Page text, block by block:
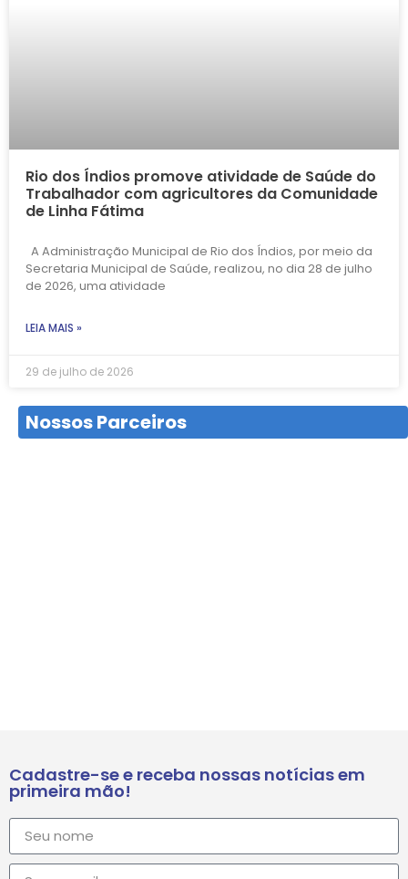
Rio dos Índios promove atividade de Saúde do
Trabalhador com agricultores da Comunidade
de Linha Fátima
A Administração Municipal de Rio dos Índios, por meio da
Secretaria Municipal de Saúde, realizou, no dia 28 de julho
de 2026, uma atividade
LEIA MAIS »
29 de julho de 2026
Nossos Parceiros
Cadastre-se e receba nossas notícias em
primeira mão!